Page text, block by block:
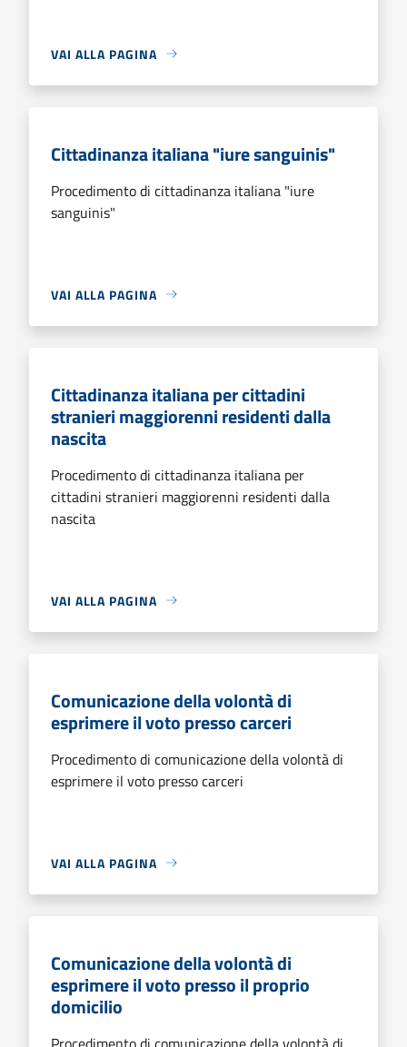
VAI ALLA PAGINA
Cittadinanza italiana "iure sanguinis"
Procedimento di cittadinanza italiana "iure
sanguinis"
VAI ALLA PAGINA
Cittadinanza italiana per cittadini
stranieri maggiorenni residenti dalla
nascita
Procedimento di cittadinanza italiana per
cittadini stranieri maggiorenni residenti dalla
nascita
VAI ALLA PAGINA
Comunicazione della volontà di
esprimere il voto presso carceri
Procedimento di comunicazione della volontà di
esprimere il voto presso carceri
VAI ALLA PAGINA
Comunicazione della volontà di
esprimere il voto presso il proprio
domicilio